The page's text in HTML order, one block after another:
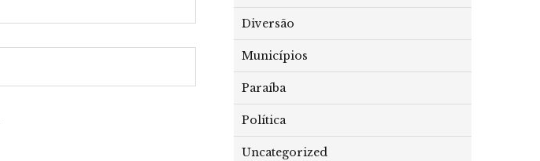
Diversão
Municípios
Paraíba
Política
Uncategorized